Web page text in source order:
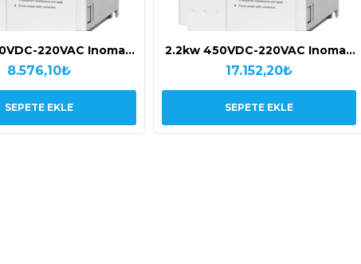
220VAC Inomax
Solar Pompa
Sürücüsü
8.576,10₺
SEPETE EKLE
2.2kw 450VDC-220VAC Inomax
Deerco Inomax Solar Pompa
Sürücüsü
17.152,20₺
SEPETE EKLE